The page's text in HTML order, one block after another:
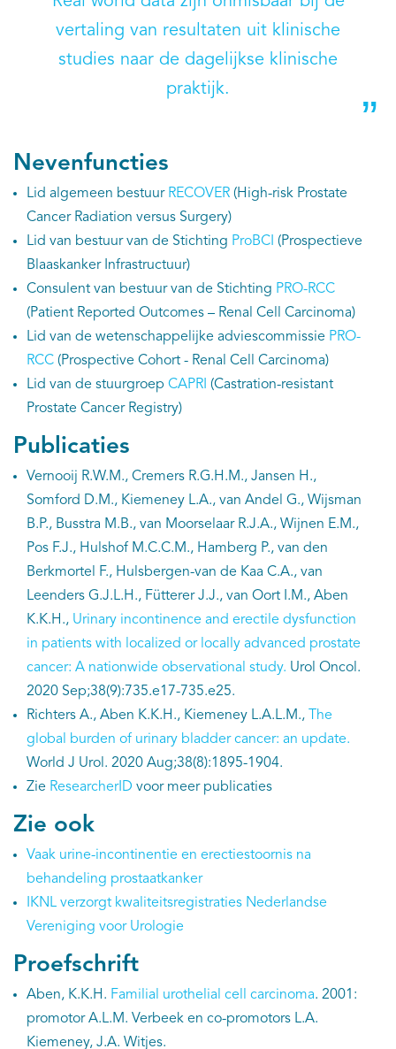
vertaling van resultaten uit klinische
studies naar de dagelijkse klinische
praktijk.
Nevenfuncties
Lid algemeen bestuur RECOVER (High-risk Prostate
Cancer Radiation versus Surgery)
Lid van bestuur van de Stichting ProBCI (Prospectieve
Blaaskanker Infrastructuur)
Consulent van bestuur van de Stichting PRO-RCC
(Patient Reported Outcomes – Renal Cell Carcinoma)
Lid van de wetenschappelijke adviescommissie PRO-
RCC (Prospective Cohort - Renal Cell Carcinoma)
Lid van de stuurgroep CAPRI (Castration-resistant
Prostate Cancer Registry)
Publicaties
Vernooij R.W.M., Cremers R.G.H.M., Jansen H.,
Somford D.M., Kiemeney L.A., van Andel G., Wijsman
B.P., Busstra M.B., van Moorselaar R.J.A., Wijnen E.M.,
Pos F.J., Hulshof M.C.C.M., Hamberg P., van den
Berkmortel F., Hulsbergen-van de Kaa C.A., van
Leenders G.J.L.H., Fütterer J.J., van Oort I.M., Aben
K.K.H., Urinary incontinence and erectile dysfunction
in patients with localized or locally advanced prostate
cancer: A nationwide observational study. Urol Oncol.
2020 Sep;38(9):735.e17-735.e25.
Richters A., Aben K.K.H., Kiemeney L.A.L.M., The
global burden of urinary bladder cancer: an update.
World J Urol. 2020 Aug;38(8):1895-1904.
Zie ResearcherID voor meer publicaties
Zie ook
Vaak urine-incontinentie en erectiestoornis na
behandeling prostaatkanker
IKNL verzorgt kwaliteitsregistraties Nederlandse
Vereniging voor Urologie
Proefschrift
Aben, K.K.H. Familial urothelial cell carcinoma. 2001:
promotor A.L.M. Verbeek en co-promotors L.A.
Kiemeney, J.A. Witjes.